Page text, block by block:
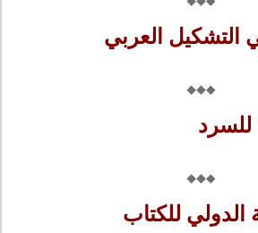
التشكيل العربي
للسرد
للكتاب